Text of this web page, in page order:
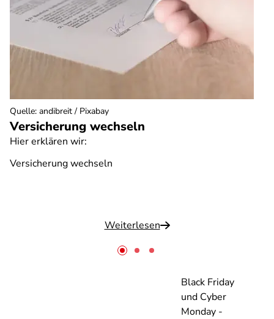
Versicherung wechseln
Hier erklären wir:
Versicherung wechseln
Weiterlesen
Quelle: andibreit / Pixabay
Black Friday
und Cyber
Monday -